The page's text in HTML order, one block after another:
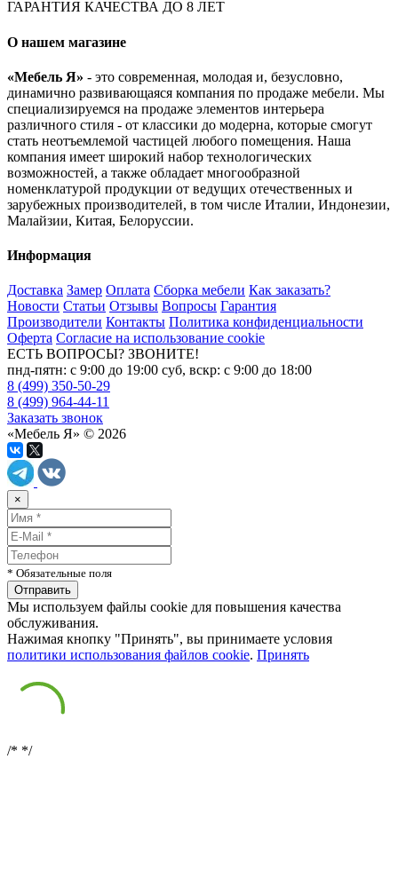
ГАРАНТИЯ КАЧЕСТВА ДО 8 ЛЕТ
О нашем магазине
«Мебель Я» - это современная, молодая и, безусловно,
динамично развивающаяся компания по продаже мебели. Мы
специализируемся на продаже элементов интерьера
различного стиля - от классики до модерна, которые смогут
стать неотъемлемой частицей любого помещения. Наша
компания имеет широкий набор технологических
возможностей, а также обладает многообразной
номенклатурой продукции от ведущих отечественных и
зарубежных производителей, в том числе Италии, Индонезии,
Малайзии, Китая, Белоруссии.
Информация
Доставка Замер Оплата Сборка мебели Как заказать?
Новости Статьи Отзывы Вопросы Гарантия
Производители Контакты Политика конфиденциальности
Оферта Согласие на использование cookie
ЕСТЬ ВОПРОСЫ? ЗВОНИТЕ!
пнд-пятн: с 9:00 до 19:00 суб, вскр: с 9:00 до 18:00
8 (499) 350-50-29
8 (499) 964-44-11
Заказать звонок
«Мебель Я» © 2026
×
* Обязательные поля
Мы используем файлы cookie для повышения качества
обслуживания.
Нажимая кнопку "Принять", вы принимаете условия
политики использования файлов cookie. Принять
/* */